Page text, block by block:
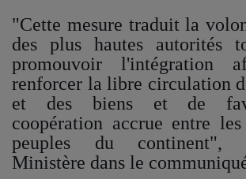
"Cette mesure traduit la
des plus hautes autorités
promouvoir l'intégration
renforcer la libre circulation
et des biens et de
coopération accrue entre
peuples du continent",
Ministère dans le